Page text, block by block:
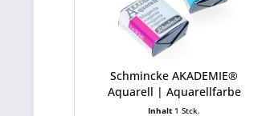
Schmincke AKADEMIE®
Aquarell | Aquarellfarbe
Inhalt 1 Stck.